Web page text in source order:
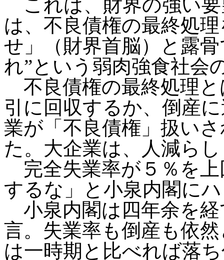
これは、財界の強い
は、不良債権の最終処
せ」（財界首脳）と露
れ”という弱肉強食社会
不良債権の最終処理と
引に回収するか、倒産
業が「不良債権」扱い
た。大企業は、人減ら
完全失業率が５％を上
するな」と小泉内閣に
小泉内閣は四年余を経
言。失業率も倒産も依
は一時期と比べれば落